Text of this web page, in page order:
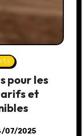
pour les
et
07/2025